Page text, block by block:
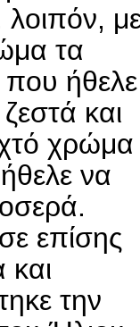
τα
που ήθελε
και
χρώμα
να
επίσης
και
την